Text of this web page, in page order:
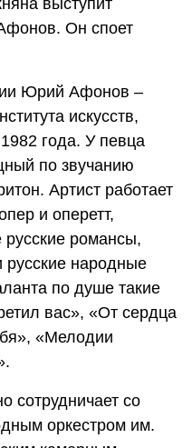
Он споет
Юрий Афонов –
искусств,
года. У певца
по звучанию
Артист работает
и оперетт,
русские романсы,
народные
по душе такие
вас», «От сердца
«Мелодии
сотрудничает со
оркестром им.